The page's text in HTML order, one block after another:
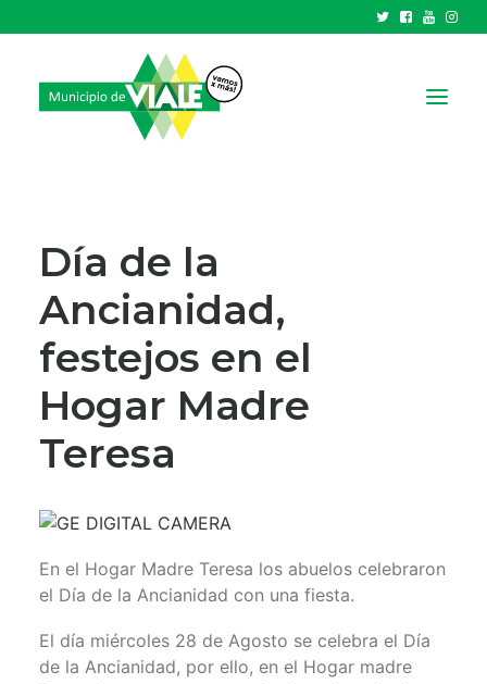
GOBIERNO
HCD
TRÁMITES Y SERVICIOS
CIUDAD
RECAUDACIONES
Día de la
Ancianidad,
festejos en el
Hogar Madre
Teresa
En el Hogar Madre Teresa los abuelos celebraron
el Día de la Ancianidad con una fiesta.
El día miércoles 28 de Agosto se celebra el Día
de la Ancianidad, por ello, en el Hogar madre